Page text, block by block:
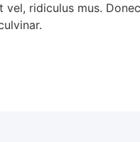
ridiculus mus.